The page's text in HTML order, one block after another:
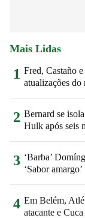
Mais Lidas
1 Fred, Castaño
atualizações
2 Bernard se
Hulk após seis
3 ‘Barba’
‘Sabor amargo’
4 Em Belém,
atacante e